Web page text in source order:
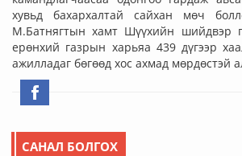
хувьд бахархалтай сайхан мөч
М.Батнягтын хамт Шүүхийн шийдвэр
ерөнхий газрын харьяа 439 дүгээр
ажилладаг бөгөөд хос ахмад мөрдөстэй
САНАЛ БОЛГОХ